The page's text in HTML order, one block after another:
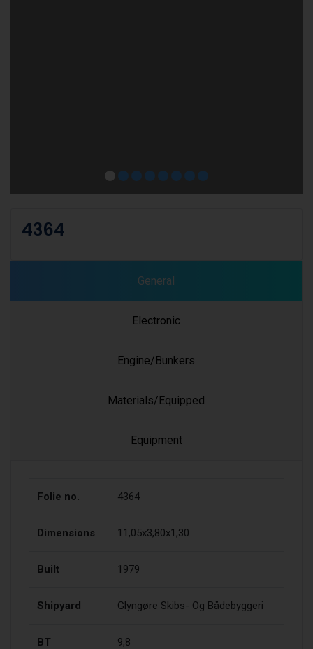
4364
General
Electronic
Engine/Bunkers
Materials/Equipped
Equipment
Folie no. 4364
Dimensions 11,05x3,80x1,30
Built 1979
Shipyard Glyngøre Skibs- Og Bådebyggeri
BT 9,8